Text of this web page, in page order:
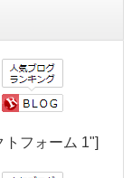
トフォーム 1"]